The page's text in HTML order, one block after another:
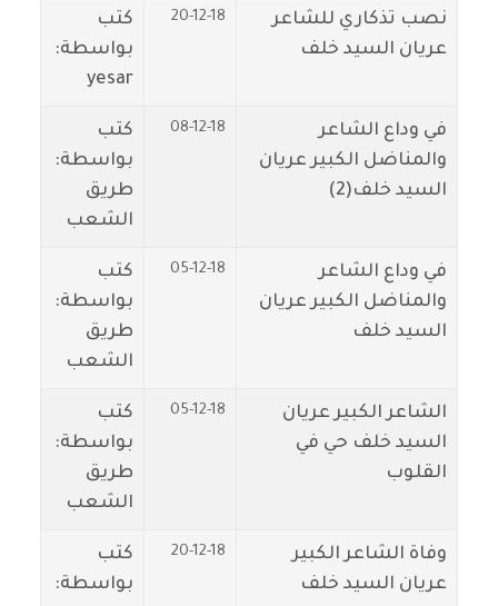
نصب تذكاري للشاعر
عريان السيد خلف
20-12-18
كتب
بواسطة:
yesar
في وداع الشاعر
والمناضل الكبير عريان
السيد خلف(2)
08-12-18
كتب
بواسطة:
طريق
الشعب
في وداع الشاعر
والمناضل الكبير عريان
السيد خلف
05-12-18
كتب
بواسطة:
طريق
الشعب
الشاعر الكبير عريان
السيد خلف حي في
القلوب
05-12-18
كتب
بواسطة:
طريق
الشعب
وفاة الشاعر الكبير
عريان السيد خلف
20-12-18
كتب
بواسطة: